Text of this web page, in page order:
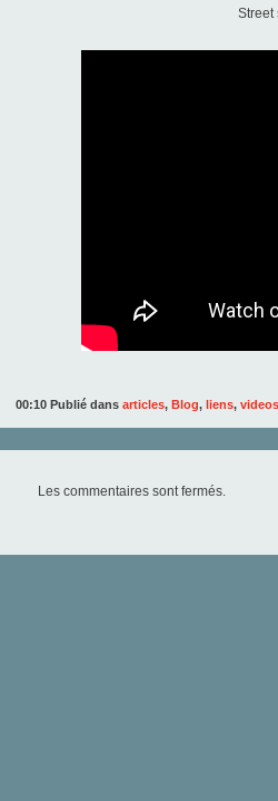
Street
00:10 Publié dans articles, Blog, liens, videos
Les commentaires sont fermés.